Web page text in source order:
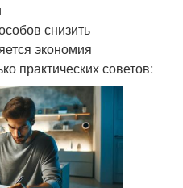
снизить
экономия
практических советов: